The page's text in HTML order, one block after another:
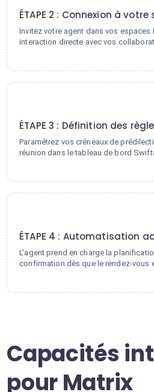
ÉTAPE 2 : Connexion à
Invitez votre agent dans vos espaces
interaction directe avec vos
ÉTAPE 3 : Définition des
Paramétrez vos créneaux de
réunion dans le tableau de bord
ÉTAPE 4 : Automatisation
L'agent prend en charge la
confirmation dès que le rendez-vous
Capacités
pour Matrix